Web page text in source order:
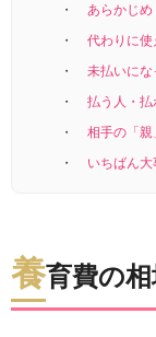
あらかじめ
代わりに使
未払いに
払う人・払
相手の「親
いちばん
養育費の